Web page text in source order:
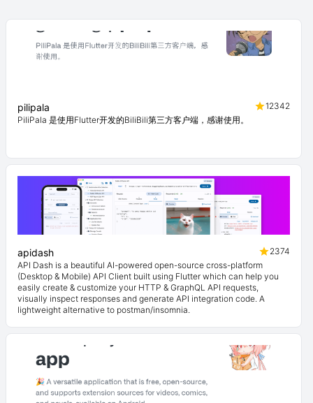
pilipala
12342
PiliPala 是使用Flutter开发的BiliBili第三方客户端，感谢使用。
apidash
2374
API Dash is a beautiful AI-powered open-source cross-platform
(Desktop & Mobile) API Client built using Flutter which can help you
easily create & customize your HTTP & GraphQL API requests,
visually inspect responses and generate API integration code. A
lightweight alternative to postman/insomnia.